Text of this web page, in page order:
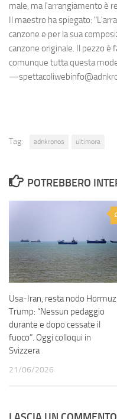
male, ma l'arrangiamento è
Il maestro ha spiegato:
canzone e per la sua
canzone originale. Il pezzo è
comunque tutta questa
Tag: adnkronos ultimora
POTREBBERO
Usa-Iran, resta nodo Hormuz.
Trump: “Nessun pedaggio
durante e dopo cessate il
fuoco”. Oggi colloqui in
Svizzera
21/06/2026